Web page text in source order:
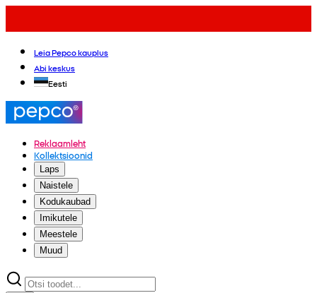
Leia Pepco kauplus
Abi keskus
Eesti
Reklaamleht
Kollektsioonid
Laps
Naistele
Kodukaubad
Imikutele
Meestele
Muud